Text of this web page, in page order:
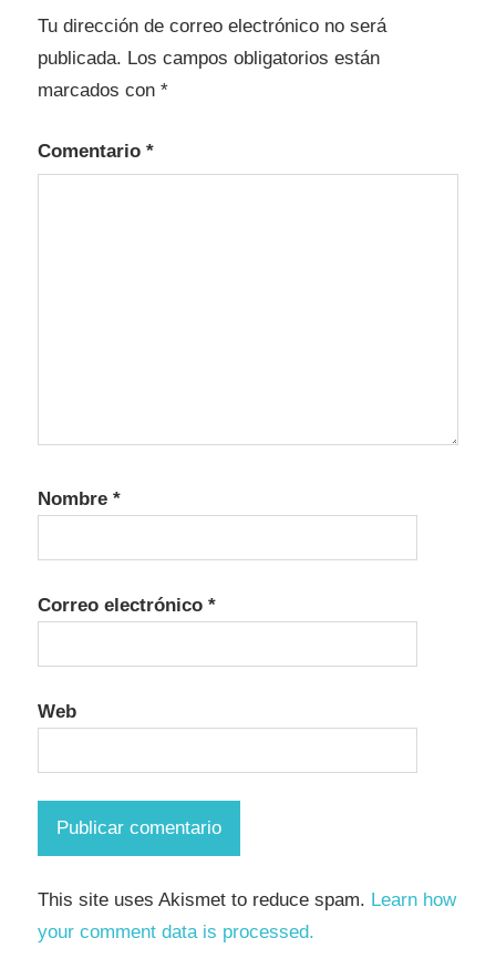
Tu dirección de correo electrónico no será
publicada. Los campos obligatorios están
marcados con *
Comentario *
Nombre *
Correo electrónico *
Web
This site uses Akismet to reduce spam. Learn how
your comment data is processed.